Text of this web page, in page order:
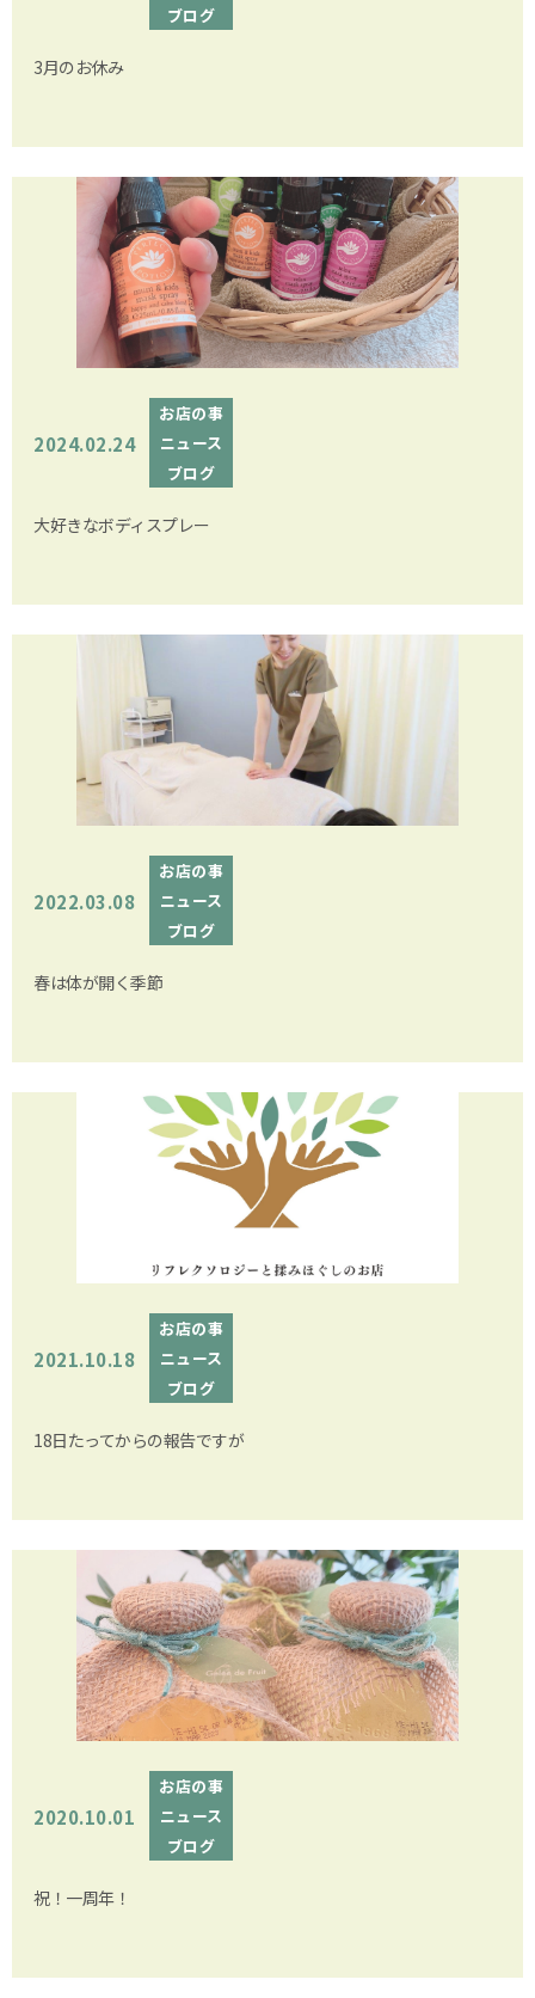
ブログ
3月のお休み
2024.02.24
お店の事
ニュース
ブログ
大好きなボディスプレー
2022.03.08
お店の事
ニュース
ブログ
春は体が開く季節
2021.10.18
お店の事
ニュース
ブログ
18日たってからの報告ですが
2020.10.01
お店の事
ニュース
ブログ
祝！一周年！